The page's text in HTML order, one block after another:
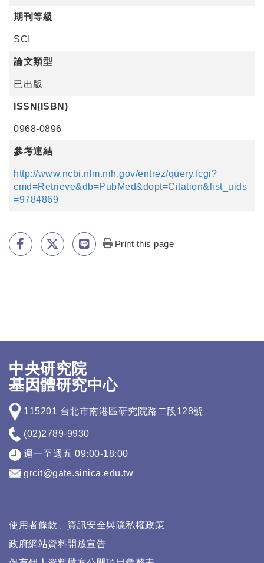
期刊等級
SCI
論文類型
已出版
ISSN(ISBN)
0968-0896
參考連結
http://www.ncbi.nlm.nih.gov/entrez/query.fcgi?
cmd=Retrieve&db=PubMed&dopt=Citation&list_uids
=9784869
Print this page
中央研究院
基因體研究中心
115201 台北市南港區研究院路二段128號
(02)2789-9930
週一至週五 09:00-18:00
grcit@gate.sinica.edu.tw
使用者條款、資訊安全與隱私權政策
政府網站資料開放宣告